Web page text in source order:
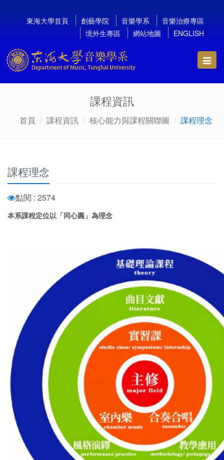
東海大學首頁 創藝學院 音樂學系
音樂治療專區
境外生專區
網站地圖 ENGLISH
課程資訊
首頁 課程資訊 核心能力與課程關聯圖 課程理念
課程理念
點閱 : 2574
本系課程定位以「同心圓」為理念